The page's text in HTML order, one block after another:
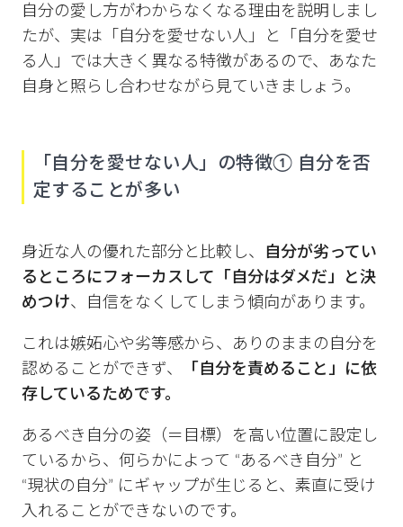
自分の愛し方がわからなくなる理由を説明しまし
たが、実は「自分を愛せない人」と「自分を愛せ
る人」では大きく異なる特徴があるので、あなた
自身と照らし合わせながら見ていきましょう。
「自分を愛せない人」の特徴① 自分を否
定することが多い
身近な人の優れた部分と比較し、
自分が劣ってい
るところにフォーカスして「自分はダメだ」と決
めつけ、自信をなくしてしまう傾向があります。
これは嫉妬心や劣等感から、ありのままの自分を
認めることができず、
「自分を責めること」に依
存しているためです。
あるべき自分の姿（＝目標）を高い位置に設定し
ているから、何らかによって “あるべき自分” と
“現状の自分” にギャップが生じると、素直に受け
入れることができないのです。